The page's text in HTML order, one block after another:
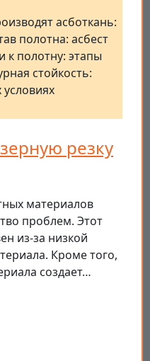
асботкань:
полотна: асбест
полотну: этапы
стойкость:
резку
материалов
проблем. Этот
из-за низкой
Кроме того,
создает…